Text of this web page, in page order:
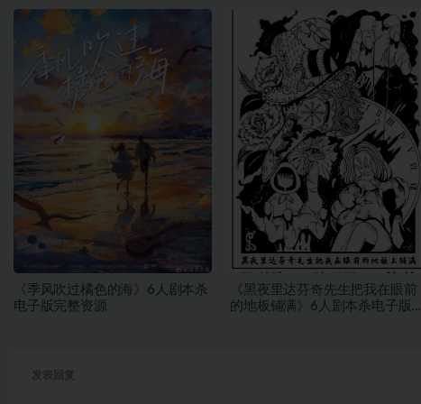
《季风吹过橘色的海》6人剧本杀
电子版完整资源
《黑夜里达芬奇先生把我在眼前
的地板铺满》6人剧本杀电子版完